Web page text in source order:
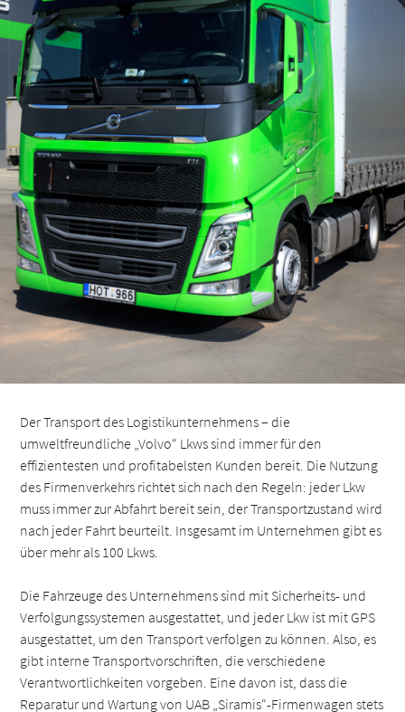
Der Transport des Logistikunternehmens – die
umweltfreundliche „Volvo“ Lkws sind immer für den
effizientesten und profitabelsten Kunden bereit. Die Nutzung
des Firmenverkehrs richtet sich nach den Regeln: jeder Lkw
muss immer zur Abfahrt bereit sein, der Transportzustand wird
nach jeder Fahrt beurteilt. Insgesamt im Unternehmen gibt es
über mehr als 100 Lkws.
Die Fahrzeuge des Unternehmens sind mit Sicherheits- und
Verfolgungssystemen ausgestattet, und jeder Lkw ist mit GPS
ausgestattet, um den Transport verfolgen zu können. Also, es
gibt interne Transportvorschriften, die verschiedene
Verantwortlichkeiten vorgeben. Eine davon ist, dass die
Reparatur und Wartung von UAB „Siramis“-Firmenwagen stets